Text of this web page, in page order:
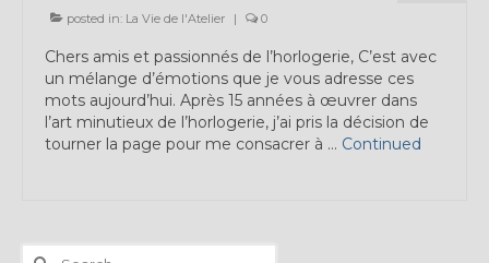
Expositions
Témoignages
A Propos
posted in: La Vie de l'Atelier | 0
Chers amis et passionnés de l’horlogerie, C’est avec
un mélange d’émotions que je vous adresse ces
mots aujourd’hui. Après 15 années à œuvrer dans
l’art minutieux de l’horlogerie, j’ai pris la décision de
tourner la page pour me consacrer à … Continued
Search